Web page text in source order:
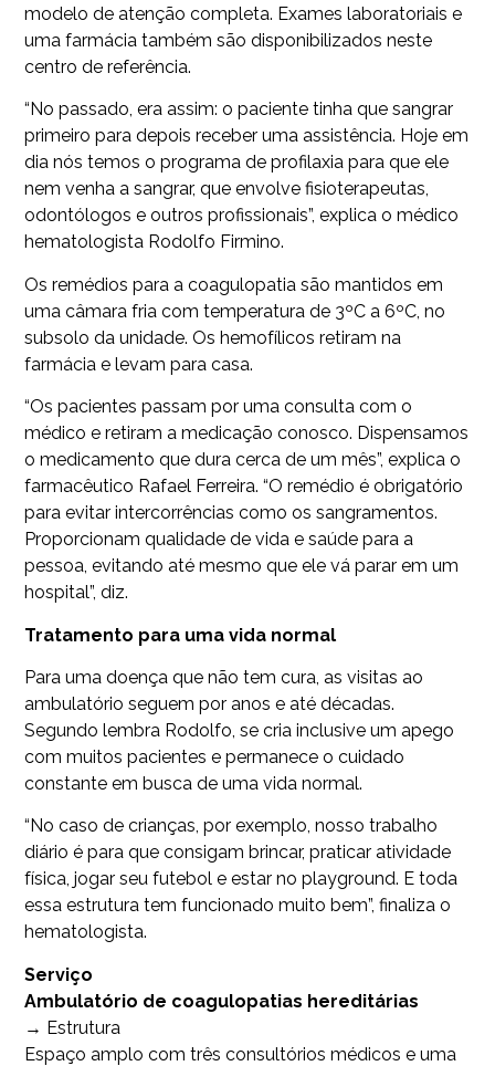
modelo de atenção completa. Exames laboratoriais e
uma farmácia também são disponibilizados neste
centro de referência.
“No passado, era assim: o paciente tinha que sangrar
primeiro para depois receber uma assistência. Hoje em
dia nós temos o programa de profilaxia para que ele
nem venha a sangrar, que envolve fisioterapeutas,
odontólogos e outros profissionais”, explica o médico
hematologista Rodolfo Firmino.
Os remédios para a coagulopatia são mantidos em
uma câmara fria com temperatura de 3ºC a 6ºC, no
subsolo da unidade. Os hemofílicos retiram na
farmácia e levam para casa.
“Os pacientes passam por uma consulta com o
médico e retiram a medicação conosco. Dispensamos
o medicamento que dura cerca de um mês”, explica o
farmacêutico Rafael Ferreira. “O remédio é obrigatório
para evitar intercorrências como os sangramentos.
Proporcionam qualidade de vida e saúde para a
pessoa, evitando até mesmo que ele vá parar em um
hospital”, diz.
Tratamento para uma vida normal
Para uma doença que não tem cura, as visitas ao
ambulatório seguem por anos e até décadas.
Segundo lembra Rodolfo, se cria inclusive um apego
com muitos pacientes e permanece o cuidado
constante em busca de uma vida normal.
“No caso de crianças, por exemplo, nosso trabalho
diário é para que consigam brincar, praticar atividade
física, jogar seu futebol e estar no playground. E toda
essa estrutura tem funcionado muito bem”, finaliza o
hematologista.
Serviço
Ambulatório de coagulopatias hereditárias
→ Estrutura
Espaço amplo com três consultórios médicos e uma